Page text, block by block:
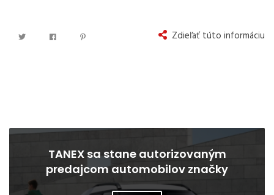
Zdieľať túto informáciu
TANEX sa stane autorizovaným
predajcom automobilov značky
SsangYong pre Trnavu